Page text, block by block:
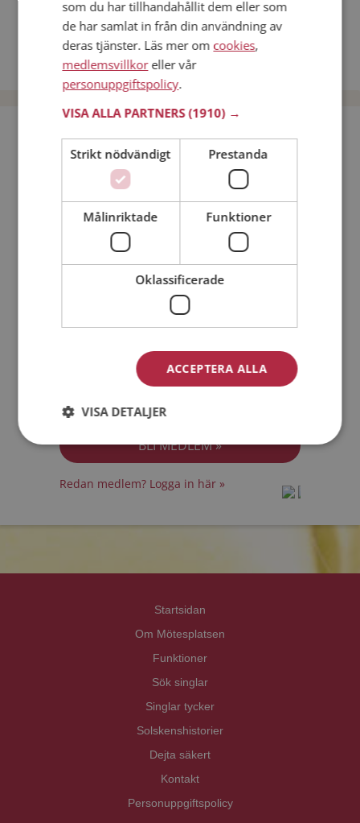
Andra singlar från Stockholm
Dejta män i Sverige
Dejta kvinnor i Sverige
Bli medlem utan kostnad!
Kvinna
Min ålder:
Medlemsvillkoren
Jag accepterarPersonuppgiftspolicyn
Redan medlem? Logga in här »
Startsidan
Om Mötesplatsen
Funktioner
Sök singlar
Singlar tycker
Solskenshistorier
Dejta säkert
Kontakt
Personuppgiftspolicy
som du har tillhandahållit dem eller som
de har samlat in från din användning av
deras tjänster. Läs mer om cookies,
medlemsvillkoreller vår
personuppgiftspolicy.
VISA ALLA PARTNERS(1910) →
Strikt nödvändigt Prestanda
Målinriktade Funktioner
Oklassificerade
ACCEPTERA ALLA
VISA DETALJER